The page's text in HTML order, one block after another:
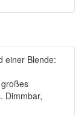
einer Blende:
Dimmbar,